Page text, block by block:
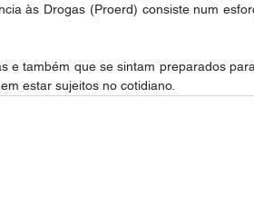
às Drogas (Proerd) consiste num
e também que se sintam preparados
estar sujeitos no cotidiano.